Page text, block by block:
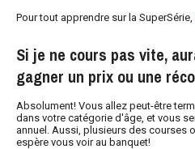
Pour tout apprendre sur la SuperSérie,
Si je ne cours pas vite,
gagner un prix ou une
Absolument! Vous allez peut-être
dans votre catégorie d'âge, et vous
annuel. Aussi, plusieurs des courses
espère vous voir au banquet!